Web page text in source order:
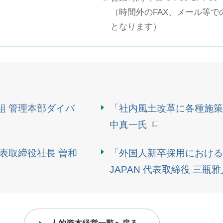
（時間外のFAX、メール等
となります）
管理本部ダイバ
「社内風土改革に各種
中真一氏
取締役社長 曽和
「外国人新卒採用にお
JAPAN 代表取締役 三瓶